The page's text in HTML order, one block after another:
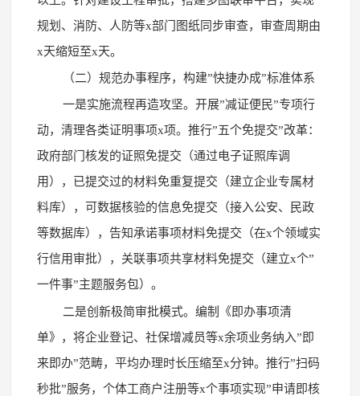
规划、消防、人防等x部门图纸同步审查，审查周期由
x天缩短至x天。
（二）规范办事程序，构建”快捷办成”标准体系
一是实施流程再造攻坚。开展”减证便民”专项行
动，清理各类证明事项x项。推行”五个免提交”改革：
政府部门核发的证照免提交（通过电子证照库调
用），已提交过的材料免重复提交（建立企业专属材
料库），可数据核验的信息免提交（接入公安、民政
等数据库），告知承诺事项材料免提交（在x个领域实
行信用审批），关联事项共享材料免提交（建立x个”
一件事”主题服务包）。
二是创新极简审批模式。编制《即办事项清
单》，将企业登记、社保增减员等x余项业务纳入”即
来即办”范畴，平均办理时长压缩至x分钟。推行”扫码
秒批”服务，个体工商户注册等x个事项实现”申请即核